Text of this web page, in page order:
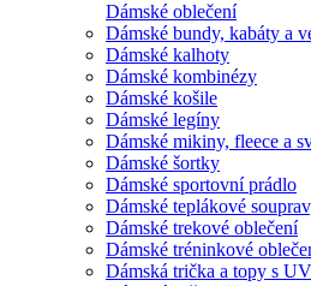
Dámské oblečení
Dámské bundy, kabáty a
Dámské kalhoty
Dámské kombinézy
Dámské košile
Dámské legíny
Dámské mikiny, fleece a
Dámské šortky
Dámské sportovní prádlo
Dámské teplákové
Dámské trekové oblečení
Dámské tréninkové
Dámská trička a topy s